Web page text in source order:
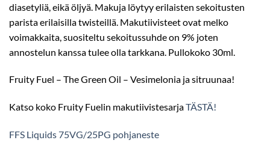
diasetyliä, eikä öljyä. Makuja löytyy erilaisten sekoitusten
parista erilaisilla twisteillä. Makutiivisteet ovat melko
voimakkaita, suositeltu sekoitussuhde on 9% joten
annostelun kanssa tulee olla tarkkana. Pullokoko 30ml.
Fruity Fuel – The Green Oil – Vesimelonia ja sitruunaa!
Katso koko Fruity Fuelin makutiivistesarjaTÄSTÄ!
FFS Liquids 75VG/25PG pohjaneste